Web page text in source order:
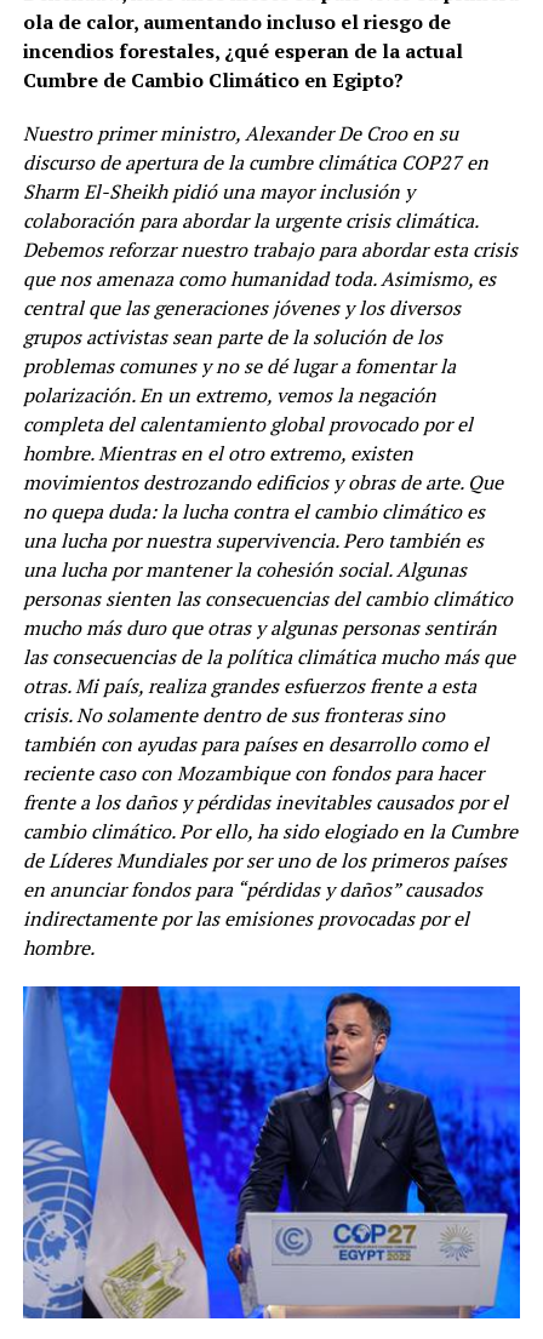
ola de calor, aumentando incluso el riesgo de
incendios forestales, ¿qué esperan de la actual
Cumbre de Cambio Climático en Egipto?
Nuestro primer ministro, Alexander De Croo en su
discurso de apertura de la cumbre climática COP27 en
Sharm El-Sheikh pidió una mayor inclusión y
colaboración para abordar la urgente crisis climática.
Debemos reforzar nuestro trabajo para abordar esta crisis
que nos amenaza como humanidad toda. Asimismo, es
central que las generaciones jóvenes y los diversos
grupos activistas sean parte de la solución de los
problemas comunes y no se dé lugar a fomentar la
polarización. En un extremo, vemos la negación
completa del calentamiento global provocado por el
hombre. Mientras en el otro extremo, existen
movimientos destrozando edificios y obras de arte. Que
no quepa duda: la lucha contra el cambio climático es
una lucha por nuestra supervivencia. Pero también es
una lucha por mantener la cohesión social. Algunas
personas sienten las consecuencias del cambio climático
mucho más duro que otras y algunas personas sentirán
las consecuencias de la política climática mucho más que
otras. Mi país, realiza grandes esfuerzos frente a esta
crisis. No solamente dentro de sus fronteras sino
también con ayudas para países en desarrollo como el
reciente caso con Mozambique con fondos para hacer
frente a los daños y pérdidas inevitables causados por el
cambio climático. Por ello, ha sido elogiado en la Cumbre
de Líderes Mundiales por ser uno de los primeros países
en anunciar fondos para “pérdidas y daños” causados
indirectamente por las emisiones provocadas por el
hombre.